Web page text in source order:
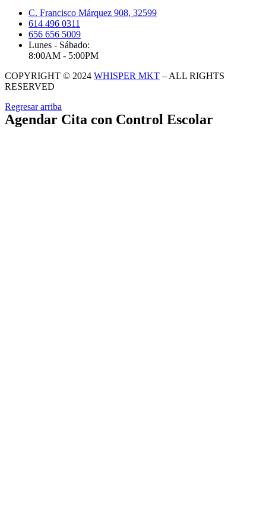
C. Francisco Márquez 908, 32599
614 496 0311
656 656 5009
Lunes - Sábado:
8:00AM - 5:00PM
COPYRIGHT © 2024 WHISPER MKT – ALL RIGHTS
RESERVED
Regresar arriba
Agendar Cita con Control Escolar